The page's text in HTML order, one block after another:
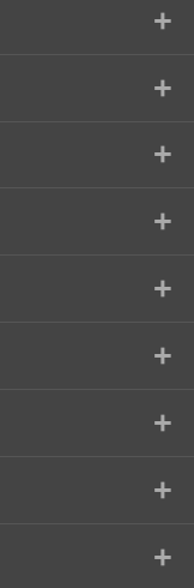
+
+
+
+
+
+
+
+
+